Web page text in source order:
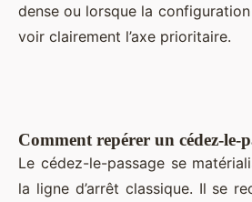
dense ou lorsque la
voir clairement l’axe prioritaire.
Comment repérer un cédez-le-
Le cédez-le-passage se
la ligne d’arrêt classique. Il se